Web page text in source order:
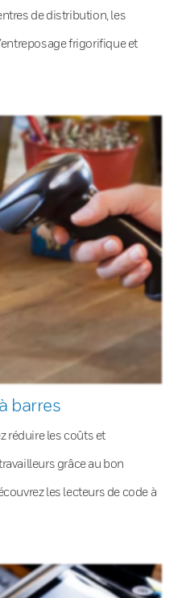
de distribution, les
frigorifique et
barres
réduire les coûts et
grâce au bon
les lecteurs de code à